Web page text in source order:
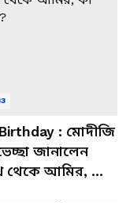
: মোদীজি
জানালেন
থেকে আমির, কী